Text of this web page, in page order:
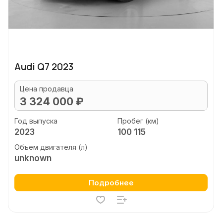
Audi Q7 2023
Цена продавца
3 324 000 ₽
Год выпуска
2023
Пробег (км)
100 115
Объем двигателя (л)
unknown
Подробнее